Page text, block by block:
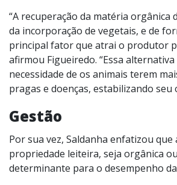
“A recuperação da matéria orgânica
da incorporação de vegetais, e de
principal fator que atrai o produtor
afirmou Figueiredo. “Essa
necessidade de os animais terem
pragas e doenças, estabilizando seu
Gestão
Por sua vez, Saldanha enfatizou que
propriedade leiteira, seja orgânica
determinante para o desempenho